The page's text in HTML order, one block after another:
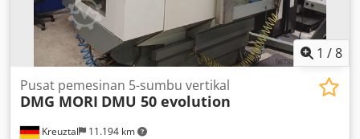
1 /8
Kreuztal 11.194 km
Pusat pemesinan 5-sumbu vertikal
DMG MORI DMU 50 evolution